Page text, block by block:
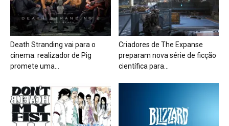
Death Stranding vai para o
cinema: realizador de Pig
promete uma...
Criadores de The Expanse
preparam nova série de ficção
científica para...